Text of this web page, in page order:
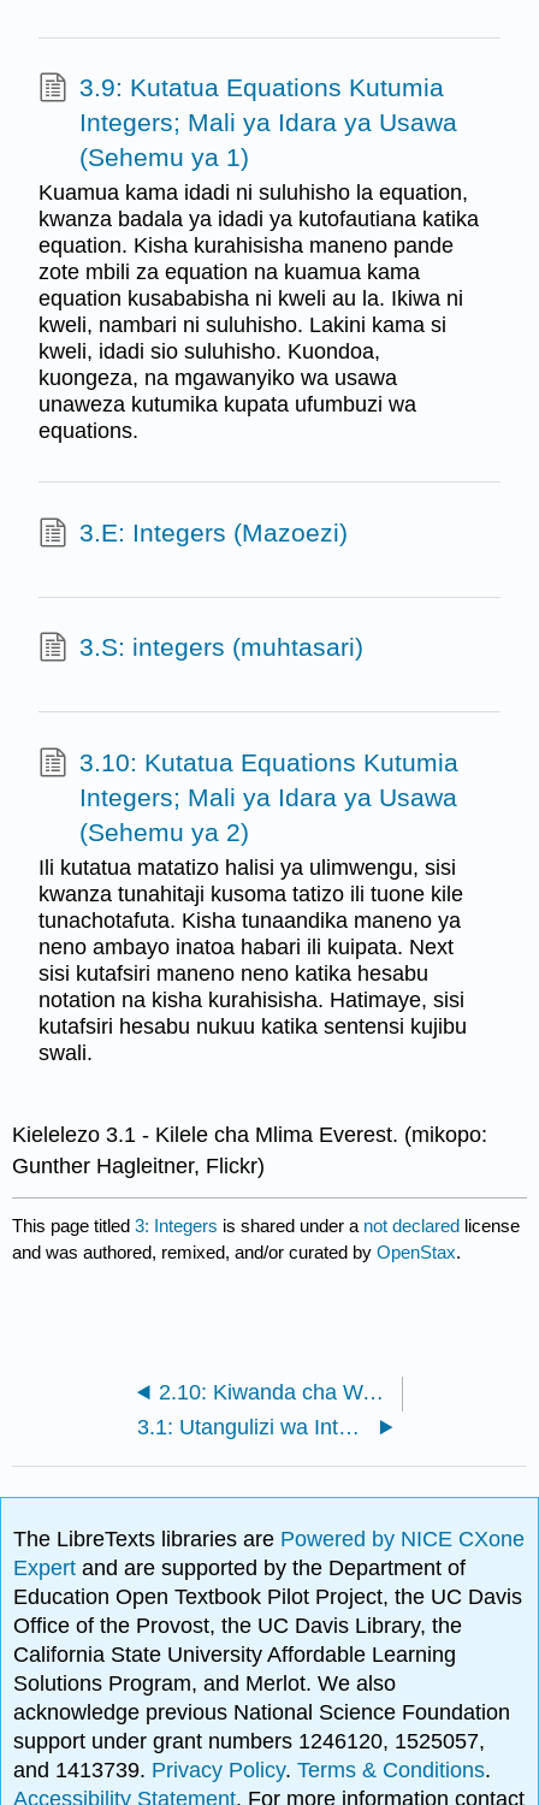
3.9: Kutatua Equations Kutumia
Integers; Mali ya Idara ya Usawa
(Sehemu ya 1)
Kuamua kama idadi ni suluhisho la equation,
kwanza badala ya idadi ya kutofautiana katika
equation. Kisha kurahisisha maneno pande
zote mbili za equation na kuamua kama
equation kusababisha ni kweli au la. Ikiwa ni
kweli, nambari ni suluhisho. Lakini kama si
kweli, idadi sio suluhisho. Kuondoa,
kuongeza, na mgawanyiko wa usawa
unaweza kutumika kupata ufumbuzi wa
equations.
3.E: Integers (Mazoezi)
3.S: integers (muhtasari)
3.10: Kutatua Equations Kutumia
Integers; Mali ya Idara ya Usawa
(Sehemu ya 2)
Ili kutatua matatizo halisi ya ulimwengu, sisi
kwanza tunahitaji kusoma tatizo ili tuone kile
tunachotafuta. Kisha tunaandika maneno ya
neno ambayo inatoa habari ili kuipata. Next
sisi kutafsiri maneno neno katika hesabu
notation na kisha kurahisisha. Hatimaye, sisi
kutafsiri hesabu nukuu katika sentensi kujibu
swali.
Kielelezo 3.1 - Kilele cha Mlima Everest. (mikopo:
Gunther Hagleitner, Flickr)
This page titled3: Integers is shared under a not declared license
and was authored, remixed, and/or curated byOpenStax.
2.10: Kiwanda cha Waziri Mkuu na Multiple Multiple (Sehemu ya 2)
3.1: Utangulizi wa Integers (Sehemu ya 1)
The LibreTexts libraries are Powered by NICE CXone
Expertand are supported by the Department of
Education Open Textbook Pilot Project, the UC Davis
Office of the Provost, the UC Davis Library, the
California State University Affordable Learning
Solutions Program, and Merlot. We also
acknowledge previous National Science Foundation
support under grant numbers 1246120, 1525057,
and 1413739. Privacy Policy.Terms & Conditions.
Accessibility Statement. For more information contact